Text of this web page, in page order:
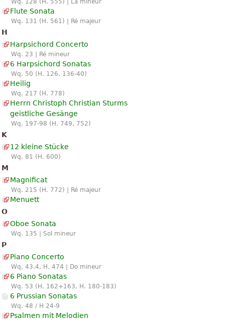
Flute Sonata
Wq. 131 (H. 561) | Ré majeur
H
Harpsichord Concerto
Wq. 23 | Ré mineur
6 Harpsichord Sonatas
Wq. 50 (H. 126, 136-40)
Heilig
Wq. 217 (H. 778)
Herrn Christoph Christian Sturms
geistliche Gesänge
Wq. 197-98 (H. 749, 752)
K
12 kleine Stücke
Wq. 81 (H. 600)
M
Magnificat
Wq. 215 (H. 772) | Ré majeur
Menuett
O
Oboe Sonata
Wq. 135 | Sol mineur
P
Piano Concerto
Wq. 43.4, H. 474 | Do mineur
6 Piano Sonatas
Wq. 53 (H. 162+163, H. 180-183)
6 Prussian Sonatas
Wq. 48 / H 24-9
Psalmen mit Melodien